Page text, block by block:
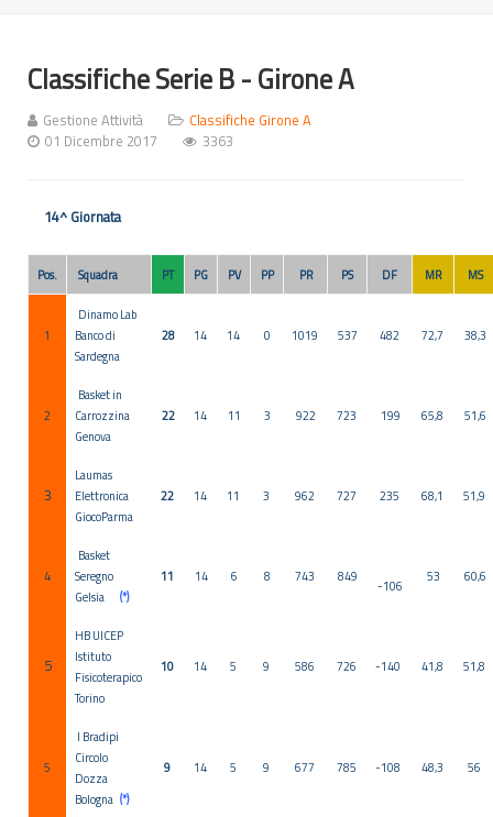
Classifiche Serie B - Girone A
Gestione Attività
Classifiche Girone A
01 Dicembre 2017
3363
14^ Giornata
Pos. Squadra PT PG PV PP PR PS DF MR MS
1
Dinamo Lab
Banco di
Sardegna
28 14 14 0 1019 537 482 72,7 38,3
2
Basket in
Carrozzina
Genova
22 14 11 3 922 723 199 65,8 51,6
3
Laumas
Elettronica
GiocoParma
22 14 11 3 962 727 235 68,1 51,9
4
Basket
Seregno
Gelsia (*)
11 14 6 8 743 849
-106
53 60,6
5
HB UICEP
Istituto
Fisicoterapico
Torino
10 14 5 9 586 726 -140 41,8 51,8
5
I Bradipi
Circolo
Dozza
Bologna (*)
9 14 5 9 677 785 -108 48,3 56